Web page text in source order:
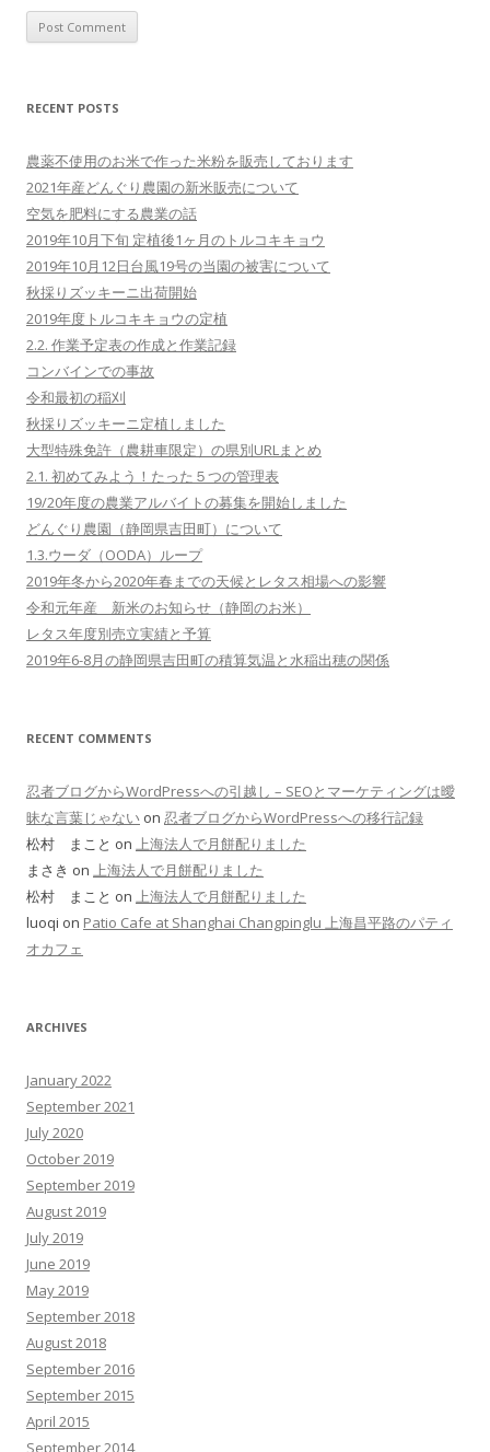
RECENT POSTS
農薬不使用のお米で作った米粉を販売しております
2021年産どんぐり農園の新米販売について
空気を肥料にする農業の話
2019年10月下旬 定植後1ヶ月のトルコキキョウ
2019年10月12日台風19号の当園の被害について
秋採りズッキーニ出荷開始
2019年度トルコキキョウの定植
2.2. 作業予定表の作成と作業記録
コンバインでの事故
令和最初の稲刈
秋採りズッキーニ定植しました
大型特殊免許（農耕車限定）の県別URLまとめ
2.1. 初めてみよう！たった５つの管理表
19/20年度の農業アルバイトの募集を開始しました
どんぐり農園（静岡県吉田町）について
1.3.ウーダ（OODA）ループ
2019年冬から2020年春までの天候とレタス相場への影響
令和元年産 新米のお知らせ（静岡のお米）
レタス年度別売立実績と予算
2019年6-8月の静岡県吉田町の積算気温と水稲出穂の関係
RECENT COMMENTS
忍者ブログからWordPressへの引越し – SEOとマーケティングは曖
昧な言葉じゃない on 忍者ブログからWordPressへの移行記録
松村 まこと on 上海法人で月餅配りました
まさき on 上海法人で月餅配りました
松村 まこと on 上海法人で月餅配りました
luoqi on Patio Cafe at Shanghai Changpinglu 上海昌平路のパティ
オカフェ
ARCHIVES
January 2022
September 2021
July 2020
October 2019
September 2019
August 2019
July 2019
June 2019
May 2019
September 2018
August 2018
September 2016
September 2015
April 2015
September 2014